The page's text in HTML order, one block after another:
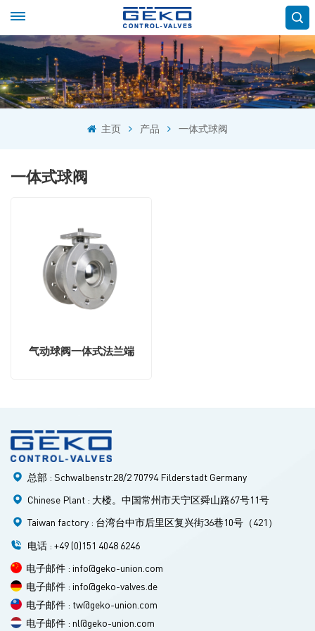
主页 产品 一体式球阀
一体式球阀
气动球阀一体式法兰端
总部 : Schwalbenstr.28/2 70794 Filderstadt Germany
Chinese Plant : 大楼。中国常州市天宁区舜山路67号11号
Taiwan factory : 台湾台中市后里区复兴街36巷10号（421）
电话 : +49 (0)151 4048 6246
电子邮件 : info@geko-union.com
电子邮件 : info@geko-valves.de
电子邮件 : tw@geko-union.com
电子邮件 : nl@geko-union.com